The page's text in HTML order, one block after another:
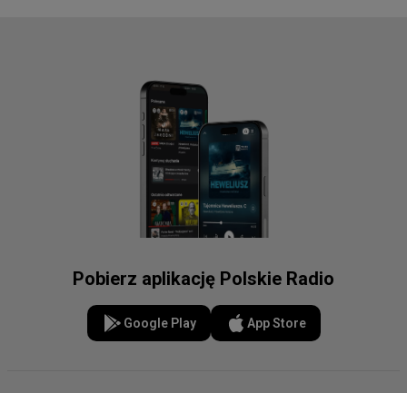
Pobierz aplikację Polskie Radio
Google Play App Store